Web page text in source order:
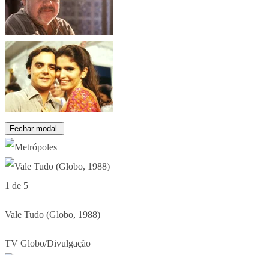
Fechar modal.
1 de 5
Vale Tudo (Globo, 1988)
TV Globo/Divulgação